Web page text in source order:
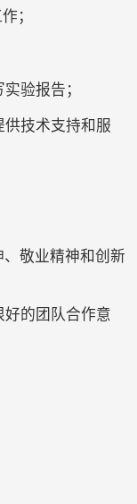
；
验报告；
技术支持和服
敬业精神和创新
的团队合作意